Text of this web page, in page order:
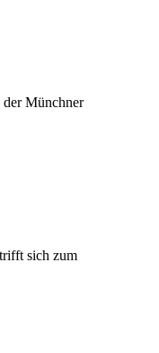
der Münchner
sich zum